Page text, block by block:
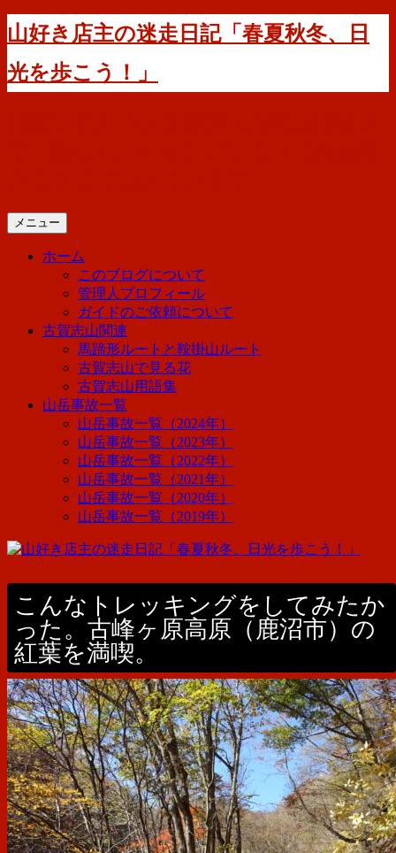
コ
ン
テ
ン
ツ
山好き店主の迷走日記「春夏秋冬、日
光を歩こう！」
メニュー
ホーム
このブログについて
管理人プロフィール
ガイドのご依頼について
古賀志山関連
馬蹄形ルートと鞍掛山ルート
古賀志山で見る花
古賀志山用語集
山岳事故一覧
山岳事故一覧（2024年）
山岳事故一覧（2023年）
山岳事故一覧（2022年）
山岳事故一覧（2021年）
山岳事故一覧（2020年）
山岳事故一覧（2019年）
こんなトレッキングをしてみたか
った。古峰ヶ原高原（鹿沼市）の
紅葉を満喫。